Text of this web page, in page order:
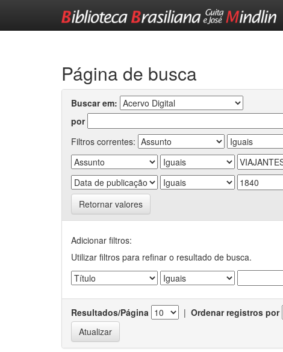
Página de busca
Buscar em:
por
Filtros correntes:
Retornar valores
Adicionar filtros:
Utilizar filtros para refinar o resultado de busca.
Resultados/Página | Ordenar registros por